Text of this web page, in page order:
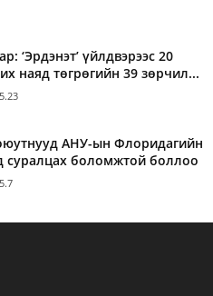
‘Эрдэнэт’ үйлдвэрээс 20
наяд төгрөгийн 39 зөрчил...
АНУ-ын Флоридагийн
суралцах боломжтой боллоо